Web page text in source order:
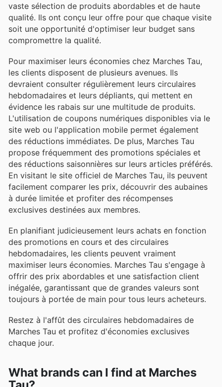
vaste sélection de produits abordables et de haute
qualité. Ils ont conçu leur offre pour que chaque visite
soit une opportunité d'optimiser leur budget sans
compromettre la qualité.
Pour maximiser leurs économies chez Marches Tau,
les clients disposent de plusieurs avenues. Ils
devraient consulter régulièrement leurs circulaires
hebdomadaires et leurs dépliants, qui mettent en
évidence les rabais sur une multitude de produits.
L'utilisation de coupons numériques disponibles via le
site web ou l'application mobile permet également
des réductions immédiates. De plus, Marches Tau
propose fréquemment des promotions spéciales et
des réductions saisonnières sur leurs articles préférés.
En visitant le site officiel de Marches Tau, ils peuvent
facilement comparer les prix, découvrir des aubaines
à durée limitée et profiter des récompenses
exclusives destinées aux membres.
En planifiant judicieusement leurs achats en fonction
des promotions en cours et des circulaires
hebdomadaires, les clients peuvent vraiment
maximiser leurs économies. Marches Tau s'engage à
offrir des prix abordables et une satisfaction client
inégalée, garantissant que de grandes valeurs sont
toujours à portée de main pour tous leurs acheteurs.
Restez à l'affût des circulaires hebdomadaires de
Marches Tau et profitez d'économies exclusives
chaque jour.
What brands can I find at Marches